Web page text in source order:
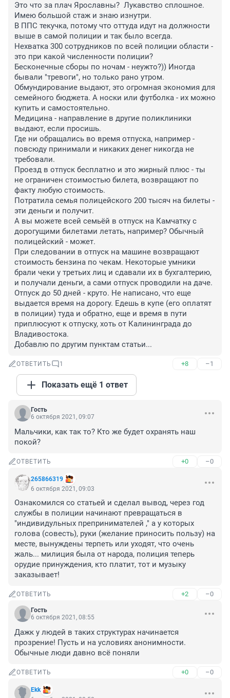
Это что за плач Ярославны?  Лукавство сплошное.
Имею большой стаж и знаю изнутри.
В ППС текучка, потому что оттуда идут на должности
выше в самой полиции и так было всегда.
Нехватка 300 сотрудников по всей полиции области -
это при какой численности полиции?
Бесконечные сборы по ночам - неужто?)) Иногда
бывали "тревоги", но только рано утром.
Обмундирование выдают, это огромная экономия для
семейного бюджета. А носки или футболка - их можно
купить и самостоятельно.
Медицина - направление в другие поликлиники
выдают, если просишь.
Где ни обращались во время отпуска, например -
повсюду принимали и никаких денег никогда не
требовали.
Проезд в отпуск бесплатно и это жирный плюс - ты
не ограничен стоимостью билета, возвращают по
факту любую стоимость.
Потратила семья полицейского 200 тысяч на билеты -
эти деньги и получит.
А вы можете всей семьёй в отпуск на Камчатку с
дорогущими билетами летать, например? Обычный
полицейский - может.
При следовании в отпуск на машине возвращают
стоимость бензина по чекам. Некоторые умники
брали чеки у третьих лиц и сдавали их в бухгалтерию,
и получали деньги, а сами отпуск проводили на даче.
Отпуск до 50 дней - круто. Не написано, что еще
выдается время на дорогу. Едешь в купе (его оплатят
в полиции) туда и обратно, еще и время в пути
приплюсуют к отпуску, хоть от Калининграда до
Владивостока.
Добавлю по другим пунктам статьи...
ОТВЕТИТЬ 1 +8 –1
Показать ещё 1 ответ
Гость
6 октября 2021, 09:07
Мальчики, как так то? Кто же будет охранять наш
покой?
ОТВЕТИТЬ +0 –0
265866319
6 октября 2021, 09:03
Ознакомился со статьей и сделал вывод, через год
службы в полиции начинают превращаться в
"индивидульных препринимателей ," а у которых
голова (совесть), руки (желание приносить пользу) на
месте, вынуждены терпеть или уходят, что очень
жаль... милиция была от народа, полиция теперь
орудие принуждения, кто платит, тот и музыку
заказывает!
ОТВЕТИТЬ +2 –0
Гость
6 октября 2021, 08:55
Дажк у людей в таких структурах начинается
прозрение! Пусть и на условиях анонимности.
Обычные люди давно всё поняли
ОТВЕТИТЬ +0 –0
Ekk